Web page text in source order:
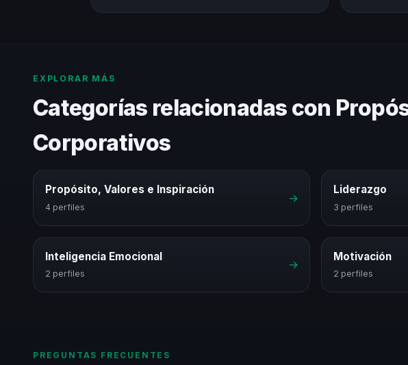
EXPLORAR MÁS
Categorías relacionadas con
Corporativos
Propósito, Valores e Inspiración
4 perfiles
→
Liderazgo
3 perfiles
Inteligencia Emocional
2 perfiles
→
Motivación
2 perfiles
PREGUNTAS FRECUENTES